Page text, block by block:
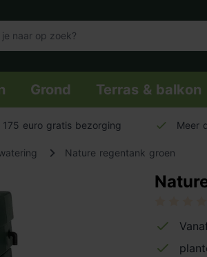
Grond Terras & balkon
175 euro gratis bezorging Meer
Nature regentank groen